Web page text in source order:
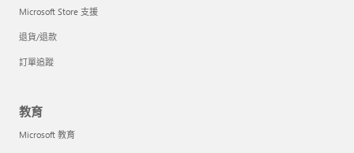
Microsoft Store 支援
退貨/退款
訂單追蹤
教育
Microsoft 教育